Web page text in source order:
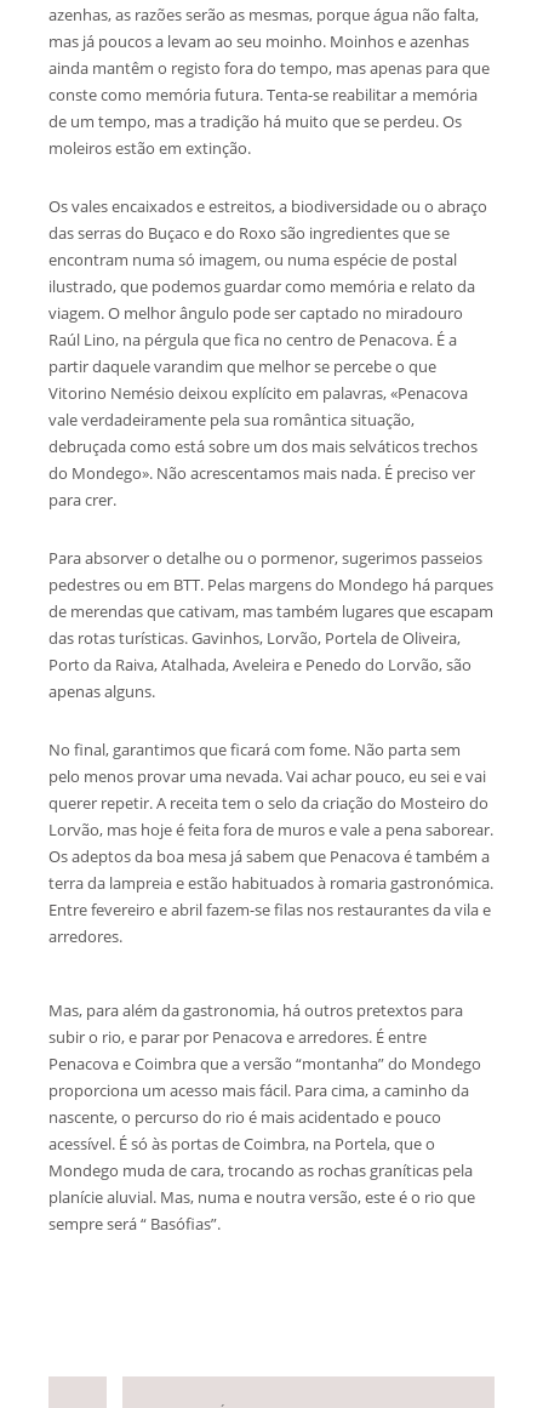
azenhas, as razões serão as mesmas, porque água não falta,
mas já poucos a levam ao seu moinho. Moinhos e azenhas
ainda mantêm o registo fora do tempo, mas apenas para que
conste como memória futura. Tenta-se reabilitar a memória
de um tempo, mas a tradição há muito que se perdeu. Os
moleiros estão em extinção.
Os vales encaixados e estreitos, a biodiversidade ou o abraço
das serras do Buçaco e do Roxo são ingredientes que se
encontram numa só imagem, ou numa espécie de postal
ilustrado, que podemos guardar como memória e relato da
viagem. O melhor ângulo pode ser captado no miradouro
Raúl Lino, na pérgula que fica no centro de Penacova. É a
partir daquele varandim que melhor se percebe o que
Vitorino Nemésio deixou explícito em palavras, «Penacova
vale verdadeiramente pela sua romântica situação,
debruçada como está sobre um dos mais selváticos trechos
do Mondego». Não acrescentamos mais nada. É preciso ver
para crer.
Para absorver o detalhe ou o pormenor, sugerimos passeios
pedestres ou em BTT. Pelas margens do Mondego há parques
de merendas que cativam, mas também lugares que escapam
das rotas turísticas. Gavinhos, Lorvão, Portela de Oliveira,
Porto da Raiva, Atalhada, Aveleira e Penedo do Lorvão, são
apenas alguns.
No final, garantimos que ficará com fome. Não parta sem
pelo menos provar uma nevada. Vai achar pouco, eu sei e vai
querer repetir. A receita tem o selo da criação do Mosteiro do
Lorvão, mas hoje é feita fora de muros e vale a pena saborear.
Os adeptos da boa mesa já sabem que Penacova é também a
terra da lampreia e estão habituados à romaria gastronómica.
Entre fevereiro e abril fazem-se filas nos restaurantes da vila e
arredores.
Mas, para além da gastronomia, há outros pretextos para
subir o rio, e parar por Penacova e arredores. É entre
Penacova e Coimbra que a versão “montanha” do Mondego
proporciona um acesso mais fácil. Para cima, a caminho da
nascente, o percurso do rio é mais acidentado e pouco
acessível. É só às portas de Coimbra, na Portela, que o
Mondego muda de cara, trocando as rochas graníticas pela
planície aluvial. Mas, numa e noutra versão, este é o rio que
sempre será “ Basófias”.